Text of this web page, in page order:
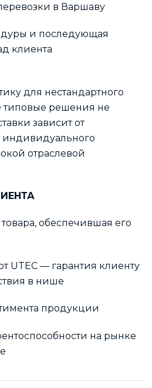
в Варшаву
и последующая
клиента
для нестандартного
типовые решения не
зависит от
отраслевой
обеспечившая его
UTEC — гарантия клиенту
в нише
продукции
на рынке